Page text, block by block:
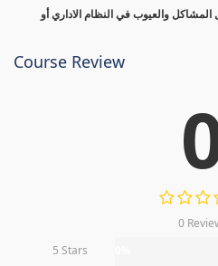
والعيوب في النظام الاداري أو
Course Review
0
5 Stars